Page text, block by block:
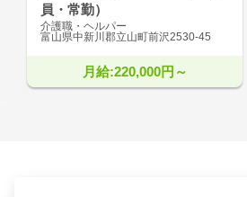
員・常勤）
介護職・ヘルパー
富山県中新川郡立山町前沢2530-45
月給:220,000円～